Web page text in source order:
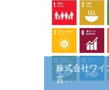
株式会社ワイ
言…